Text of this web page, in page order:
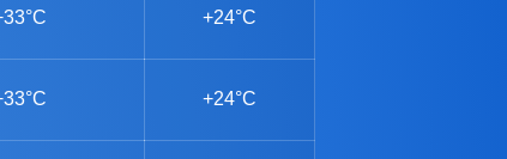
+24°C
+24°C